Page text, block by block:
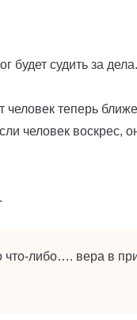
будет судить за дела.
человек теперь
человек воскрес,
либо…. вера в